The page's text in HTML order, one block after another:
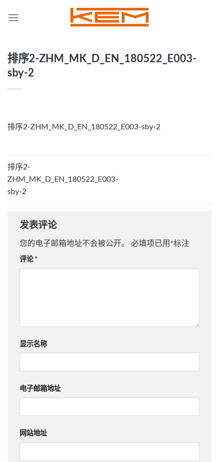
排序2-ZHM_MK_D_EN_180522_E003-
sby-2
排序2-ZHM_MK_D_EN_180522_E003-sby-2
排序2-
ZHM_MK_D_EN_180522_E003-
sby-2
发表评论
您的电子邮箱地址不会被公开。 必填项已用 *标注
评论 *
显示名称
电子邮箱地址
网站地址